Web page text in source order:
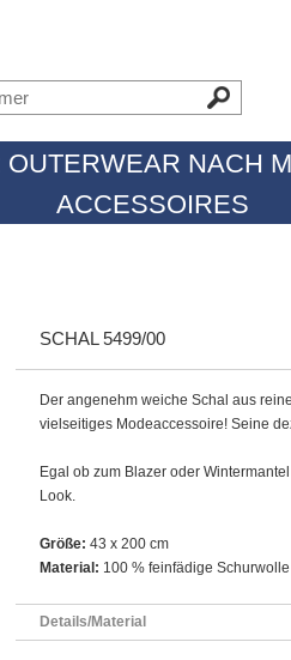
NACH
ACCESSOIRES
SCHAL 5499/00
Der angenehm weiche Schal aus
vielseitiges Modeaccessoire! Seine
Egal ob zum Blazer oder
Look.
Größe: 43 x 200 cm
Material: 100 % feinfädige Schurwolle
Details/Material